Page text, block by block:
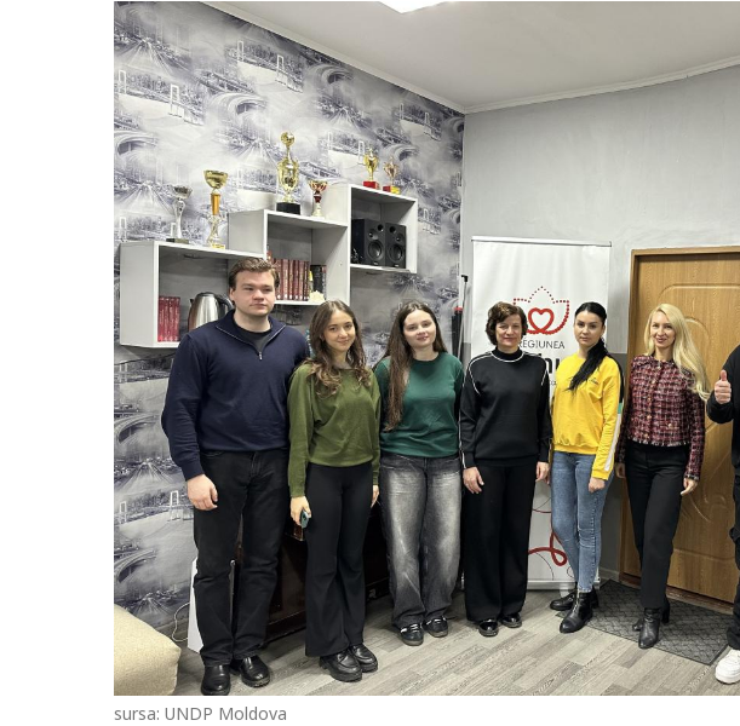
sursa: UNDP Moldova